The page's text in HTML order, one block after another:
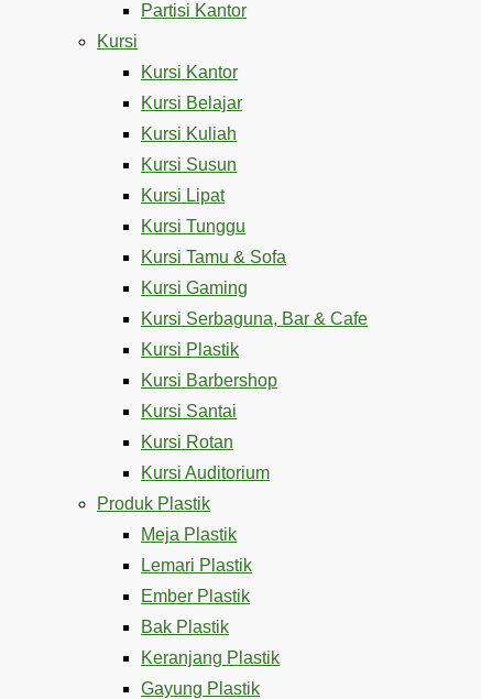
Partisi Kantor
Kursi
Kursi Kantor
Kursi Belajar
Kursi Kuliah
Kursi Susun
Kursi Lipat
Kursi Tunggu
Kursi Tamu & Sofa
Kursi Gaming
Kursi Serbaguna, Bar & Cafe
Kursi Plastik
Kursi Barbershop
Kursi Santai
Kursi Rotan
Kursi Auditorium
Produk Plastik
Meja Plastik
Lemari Plastik
Ember Plastik
Bak Plastik
Keranjang Plastik
Gayung Plastik